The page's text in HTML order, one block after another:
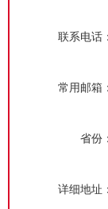
联系电话
常用邮箱
省份
详细地址